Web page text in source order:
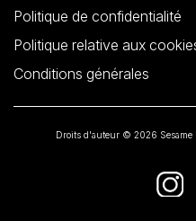
Politique de confidentialité
Politique relative aux
Conditions générales
Droits d'auteur © 2026 Sesame